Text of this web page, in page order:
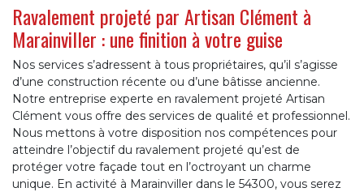
Ravalement projeté par Artisan Clément à
Marainviller : une finition à votre guise
Nos services s’adressent à tous propriétaires, qu’il s’agisse
d’une construction récente ou d’une bâtisse ancienne.
Notre entreprise experte en ravalement projeté Artisan
Clément vous offre des services de qualité et professionnel.
Nous mettons à votre disposition nos compétences pour
atteindre l’objectif du ravalement projeté qu’est de
protéger votre façade tout en l’octroyant un charme
unique. En activité à Marainviller dans le 54300, vous serez